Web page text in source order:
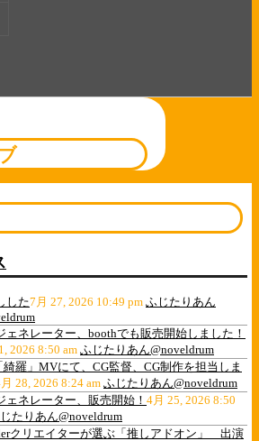
した7月 27, 2026 10:49 pm ふじたりあん
ェネレーター、boothでも販売開始しました！
2026 8:50 am ふじたりあん@noveldrum
綺羅」MVにて、CG監督、CG制作を担当しま
28, 2026 8:24 am ふじたりあん@noveldrum
ェネレーター、販売開始！ 4月 25, 2026 8:50
たりあん@noveldrum
クリエイターが選ぶ「推しアドオン」 出演